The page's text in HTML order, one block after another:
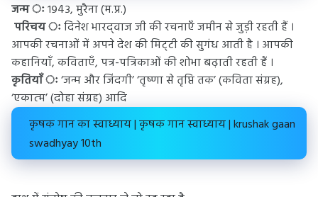
जन्म ः१९4३, मुरैना (म.प्र.)
परिचय ःदिनेश भारद्‌वाज जी की रचनाएँ जमीन से जुड़ी रहती हैं ।
आपकी रचनाओं में अपने देश की मिट्‌टी की सुगंध आती है । आपकी
कहानियाँ, कविताएँ, पत्र-पत्रिकाओं की शोभा बढ़ाती रहती हैं ।
कृतियाँ ः‘जन्म और जिंदगी’ ‘तृष्‍णा से तृप्ति तक’ (कविता संग्रह),
‘एकात्‍म’ (दोहा संग्रह) आदि
कृषक गान का स्वाध्याय | कृषक गान स्वाध्याय | krushak gaan
swadhyay 10th